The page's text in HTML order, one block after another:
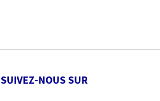
SUIVEZ-NOUS SUR